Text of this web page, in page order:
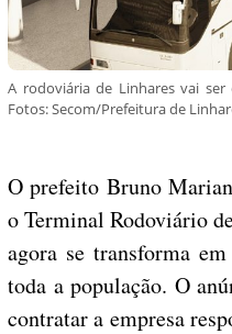
A rodoviária de Linhares vai
Fotos: Secom/Prefeitura de
O prefeito Bruno
o Terminal Rodoviário
agora se transforma
toda a população. O
contratar a empresa